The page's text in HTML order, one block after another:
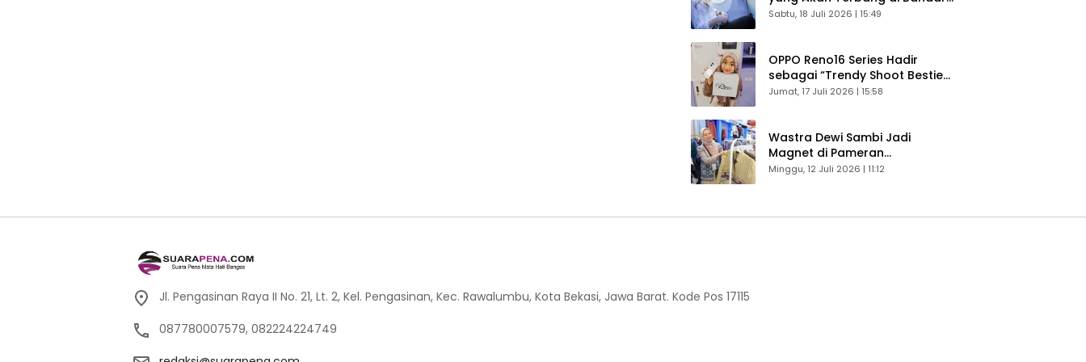
Husein Sastranegara
Sabtu, 18 Juli 2026 | 15:49
OPPO Reno16 Series Hadir
sebagai “Trendy Shoot Bestie”,
Bikin Konten Kreator Makin
Jumat, 17 Juli 2026 | 15:58
Wastra Dewi Sambi Jadi
Magnet di Pameran
Dekranasda, Banyak Diminati
Minggu, 12 Juli 2026 | 11:12
Jl. Pengasinan Raya II No. 21, Lt. 2, Kel. Pengasinan, Kec. Rawalumbu, Kota Bekasi, Jawa Barat. Kode Pos 17115
087780007579, 082224224749